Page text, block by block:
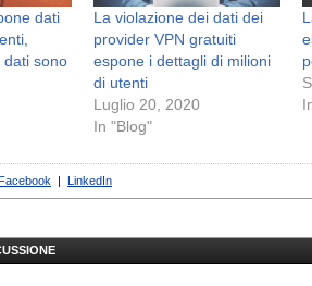
dati
dati sono
La violazione dei dati dei
provider VPN gratuiti
espone i dettagli di milioni
di utenti
Luglio 20, 2020
In "Blog"
| LinkedIn